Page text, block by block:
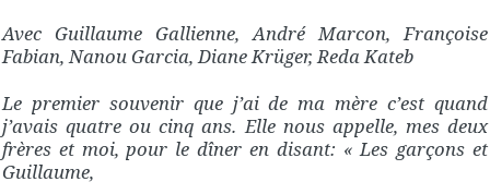
Avec Guillaume Gallienne, André Marcon, Françoise
Fabian, Nanou Garcia, Diane Krüger, Reda Kateb
Le premier souvenir que j’ai de ma mère c’est quand
j’avais quatre ou cinq ans. Elle nous appelle, mes deux
frères et moi, pour le dîner en disant: « Les garçons et
Guillaume,